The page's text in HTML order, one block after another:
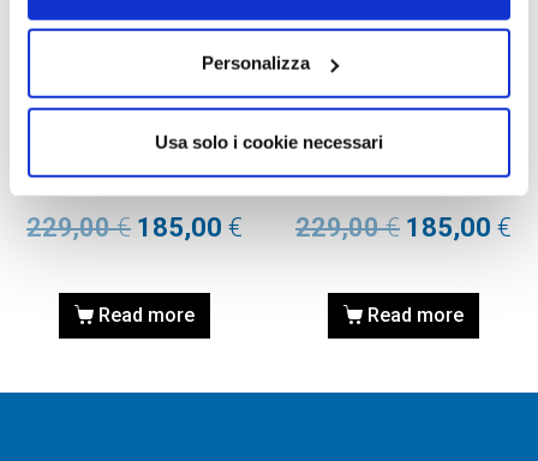
Personalizza
Usa solo i cookie necessari
CASCO DA BICI – BIKE
HELMET RACEMASTER
229,00€ 185,00 €
Read more
CASCO DA BICI – BIKE
HELMET RACEMASTER
229,00€ 185,00 €
Read more